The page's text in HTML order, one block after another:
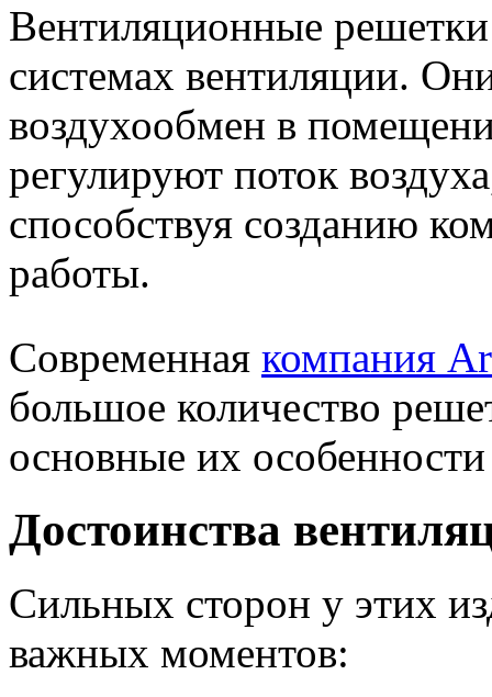
Вентиляционные
системах вентиляции.
воздухообмен в
регулируют поток
способствуя созданию
работы.
Современная компания
большое количество
основные их
Достоинства
Сильных сторон у этих
важных моментов: